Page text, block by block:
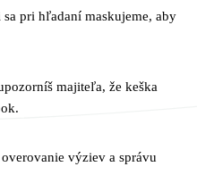
pri hľadaní maskujeme, aby
majiteľa, že keška
výziev a správu